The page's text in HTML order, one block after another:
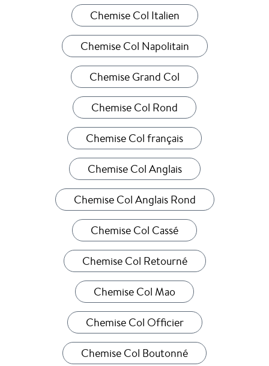
Chemise Col Italien
Chemise Col Napolitain
Chemise Grand Col
Chemise Col Rond
Chemise Col français
Chemise Col Anglais
Chemise Col Anglais Rond
Chemise Col Cassé
Chemise Col Retourné
Chemise Col Mao
Chemise Col Officier
Chemise Col Boutonné